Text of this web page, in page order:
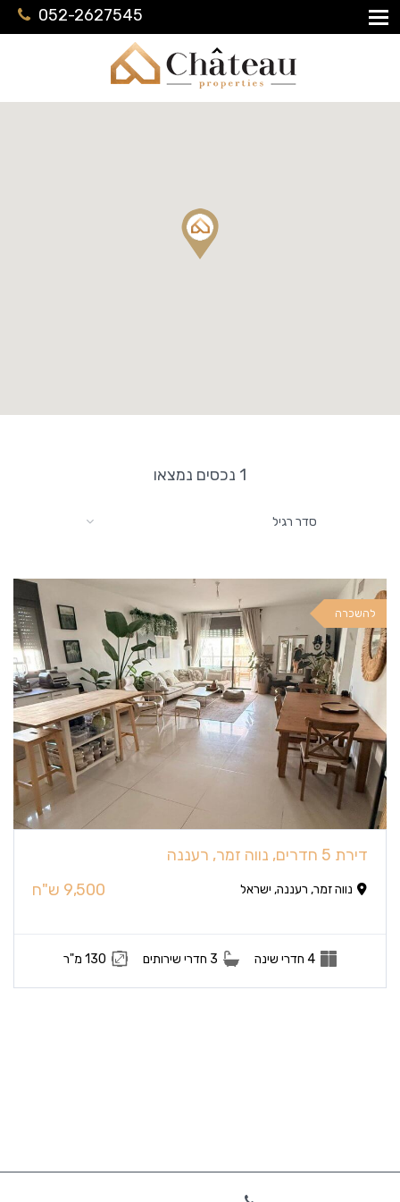
052-2627545
1 נכסים נמצאו
סדר רגיל
להשכרה
דירת 5 חדרים, נווה זמר, רעננה
נווה זמר, רעננה, ישראל 9,500 ש"ח
4 חדרי שינה 3 חדרי שירותים 130 מ"ר